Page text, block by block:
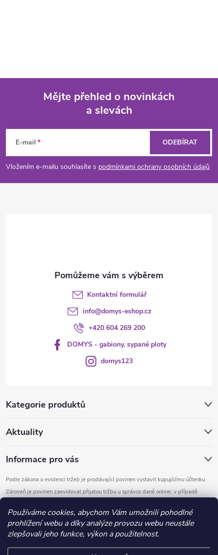
Používáme cookies, abychom Vám umožnili pohodlné
prohlížení webu a díky analýze provozu webu neustále
zlepšovali jeho funkce, výkon a použitelnost.
p
a
Mějte přehled o novinkách
a slevách
E-mail
Vložením e-mailu souhlasíte s podmínkami ochrany osobních údajů
ODEBÍRAT
Kategorie produktů
Aktuality
Informace pro vás
Podle zákona o evidenci tržeb je prodávající povinen vystavit kupujícímu účtenku.
Zároveň je povinen zaevidovat přijatou tržbu u správce daně online; v případě
Kontaktní formulář
info@domys-eshop.cz
+420 604 269 200
DOMYS - gabiony, sypané ploty
domys123
Copyright 2026DOMYS. Všechna práva vyhrazena.